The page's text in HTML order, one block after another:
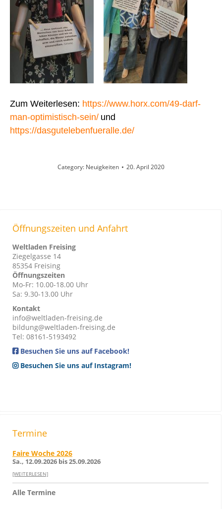
Zum Weiterlesen: https://www.horx.com/49-darf-
man-optimistisch-sein/ und
https://dasgutelebenfueralle.de/
Category: Neuigkeiten 20. April 2020
Öffnungszeiten und Anfahrt
Weltladen Freising
Ziegelgasse 14
85354 Freising
Öffnungszeiten
Mo-Fr: 10.00-18.00 Uhr
Sa: 9.30-13.00 Uhr
Kontakt
info@weltladen-freising.de
bildung@weltladen-freising.de
Tel: 08161-5193492
Besuchen Sie uns auf Facebook!
Besuchen Sie uns auf Instagram!
Termine
Faire Woche 2026
Sa., 12.09.2026 bis 25.09.2026
[WEITERLESEN]
Alle Termine